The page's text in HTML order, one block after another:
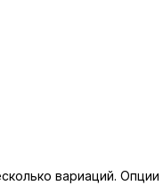
вариаций.